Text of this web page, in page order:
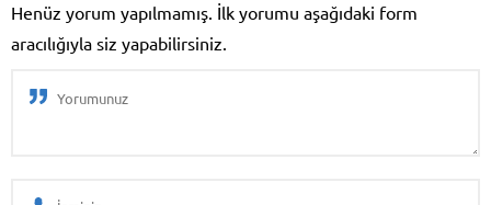
Henüz yorum yapılmamış. İlk yorumu aşağıdaki form
aracılığıyla siz yapabilirsiniz.